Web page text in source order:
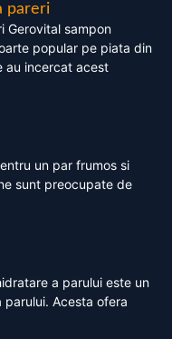
pareri
Gerovital sampon
popular pe piata din
au incercat acest
un par frumos si
sunt preocupate de
a parului este un
Acesta ofera